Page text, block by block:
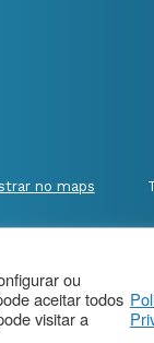
no maps
ou
aceitar todos
visitar a